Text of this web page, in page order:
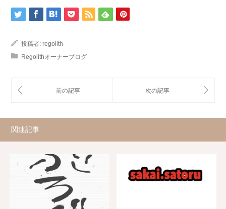
投稿者: regolith
Regolithオーナーブログ
関連記事